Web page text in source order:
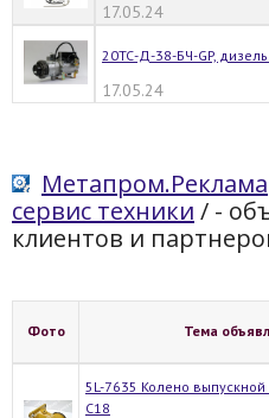
17.05.24
20ТС-Д-38-БЧ-GP,
17.05.24
Метапром.Реклама
сервис техники / -
клиентов и
Фото Тема
5L-7635 Колено
C18